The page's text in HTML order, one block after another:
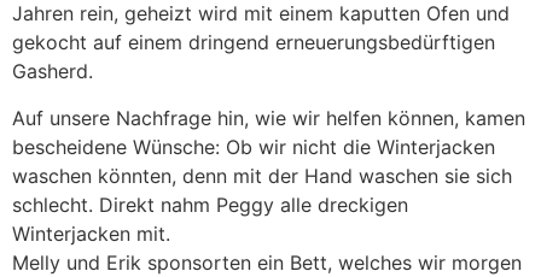
Jahren rein, geheizt wird mit einem kaputten Ofen und
gekocht auf einem dringend erneuerungsbedürftigen
Gasherd.
Auf unsere Nachfrage hin, wie wir helfen können, kamen
bescheidene Wünsche: Ob wir nicht die Winterjacken
waschen könnten, denn mit der Hand waschen sie sich
schlecht. Direkt nahm Peggy alle dreckigen
Winterjacken mit.
Melly und Erik sponsorten ein Bett, welches wir morgen